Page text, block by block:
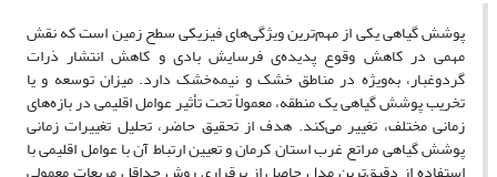
پوشش گیاهی یکی از مهم‌ترین ویژگی‌های فیزیکی سطح زمین است که نقش
مهمی در کاهش وقوع پدیده‌ی فرسایش بادی و کاهش انتشار ذرات
گردوغبار، به‌ویژه در مناطق خشک و نیمه‌خشک دارد. میزان توسعه و یا
تخریب پوشش گیاهی یک منطقه، معمولاً تحت تأثیر عوامل اقلیمی در بازه‌های
زمانی مختلف، تغییر می‌کند. هدف از تحقیق حاضر، تحلیل تغییرات زمانی
پوشش گیاهی مراتع غرب استان کرمان و تعیین ارتباط آن با عوامل اقلیمی با